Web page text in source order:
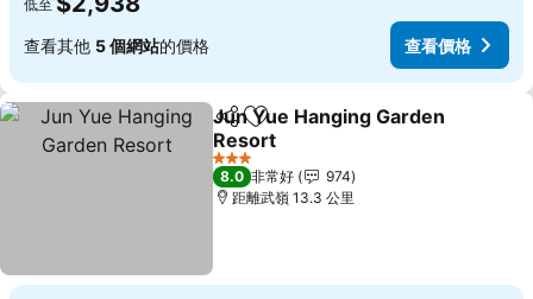
低至
查看其他 5 個網站的價格 查看價格
分享 加入我的最愛
Jun Yue Hanging Garden
Resort
查看價格
3 星級
8.0 非常好
974
距離武嶺 13.3 公里